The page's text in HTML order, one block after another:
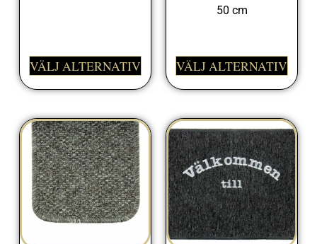
VÄLJ ALTERNATIV
50 cm
VÄLJ ALTERNATIV